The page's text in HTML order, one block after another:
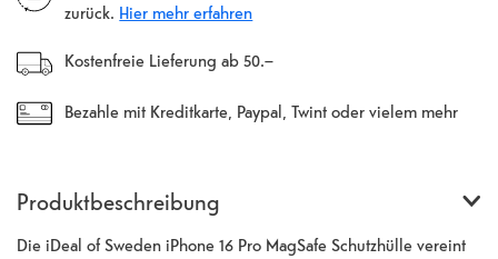
zurück. Hier mehr erfahren
Kostenfreie Lieferung ab 50.–
Bezahle mit Kreditkarte, Paypal, Twint oder vielem mehr
Produktbeschreibung
Die iDeal of Sweden iPhone 16 Pro MagSafe Schutzhülle vereint